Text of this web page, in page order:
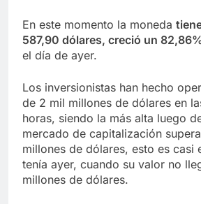
En este momento la moneda
587,90 dólares, creció un
el día de ayer.
Los inversionistas han hecho
de 2 mil millones de dólares en
horas, siendo la más alta luego
mercado de capitalización
millones de dólares, esto es casi
tenía ayer, cuando su valor no
millones de dólares.